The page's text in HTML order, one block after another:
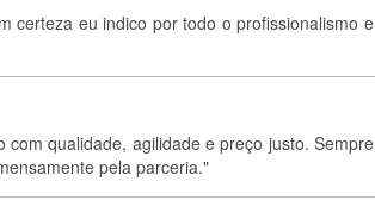
certeza eu indico por todo o profissionalismo e
qualidade, agilidade e preço justo. Sempre
pela parceria."